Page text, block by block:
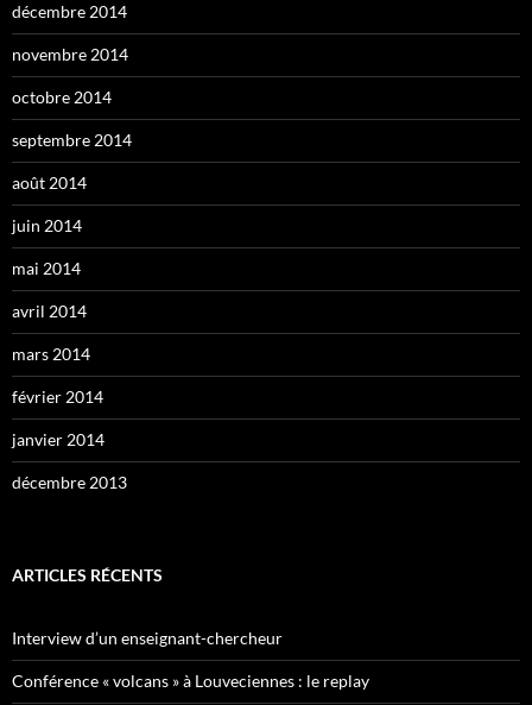
décembre 2014
novembre 2014
octobre 2014
septembre 2014
août 2014
juin 2014
mai 2014
avril 2014
mars 2014
février 2014
janvier 2014
décembre 2013
ARTICLES RÉCENTS
Interview d’un enseignant-chercheur
Conférence « volcans » à Louveciennes : le replay